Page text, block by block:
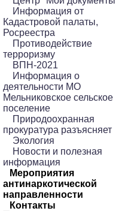
Информация от
Кадастровой палаты,
Росреестра
Противодействие
терроризму
ВПН-2021
Информация о
деятельности МО
Мельниковское сельское
поселение
Природоохранная
прокуратура разъясняет
Экология
Новости и полезная
информация
Мероприятия
антинаркотической
направленности
Контакты